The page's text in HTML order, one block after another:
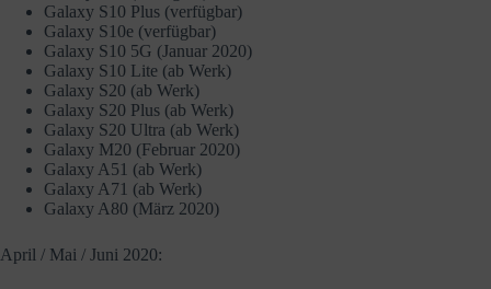
Galaxy S10 Plus (verfügbar)
Galaxy S10e (verfügbar)
Galaxy S10 5G (Januar 2020)
Galaxy S10 Lite (ab Werk)
Galaxy S20 (ab Werk)
Galaxy S20 Plus (ab Werk)
Galaxy S20 Ultra (ab Werk)
Galaxy M20 (Februar 2020)
Galaxy A51 (ab Werk)
Galaxy A71 (ab Werk)
Galaxy A80 (März 2020)
April / Mai / Juni 2020: